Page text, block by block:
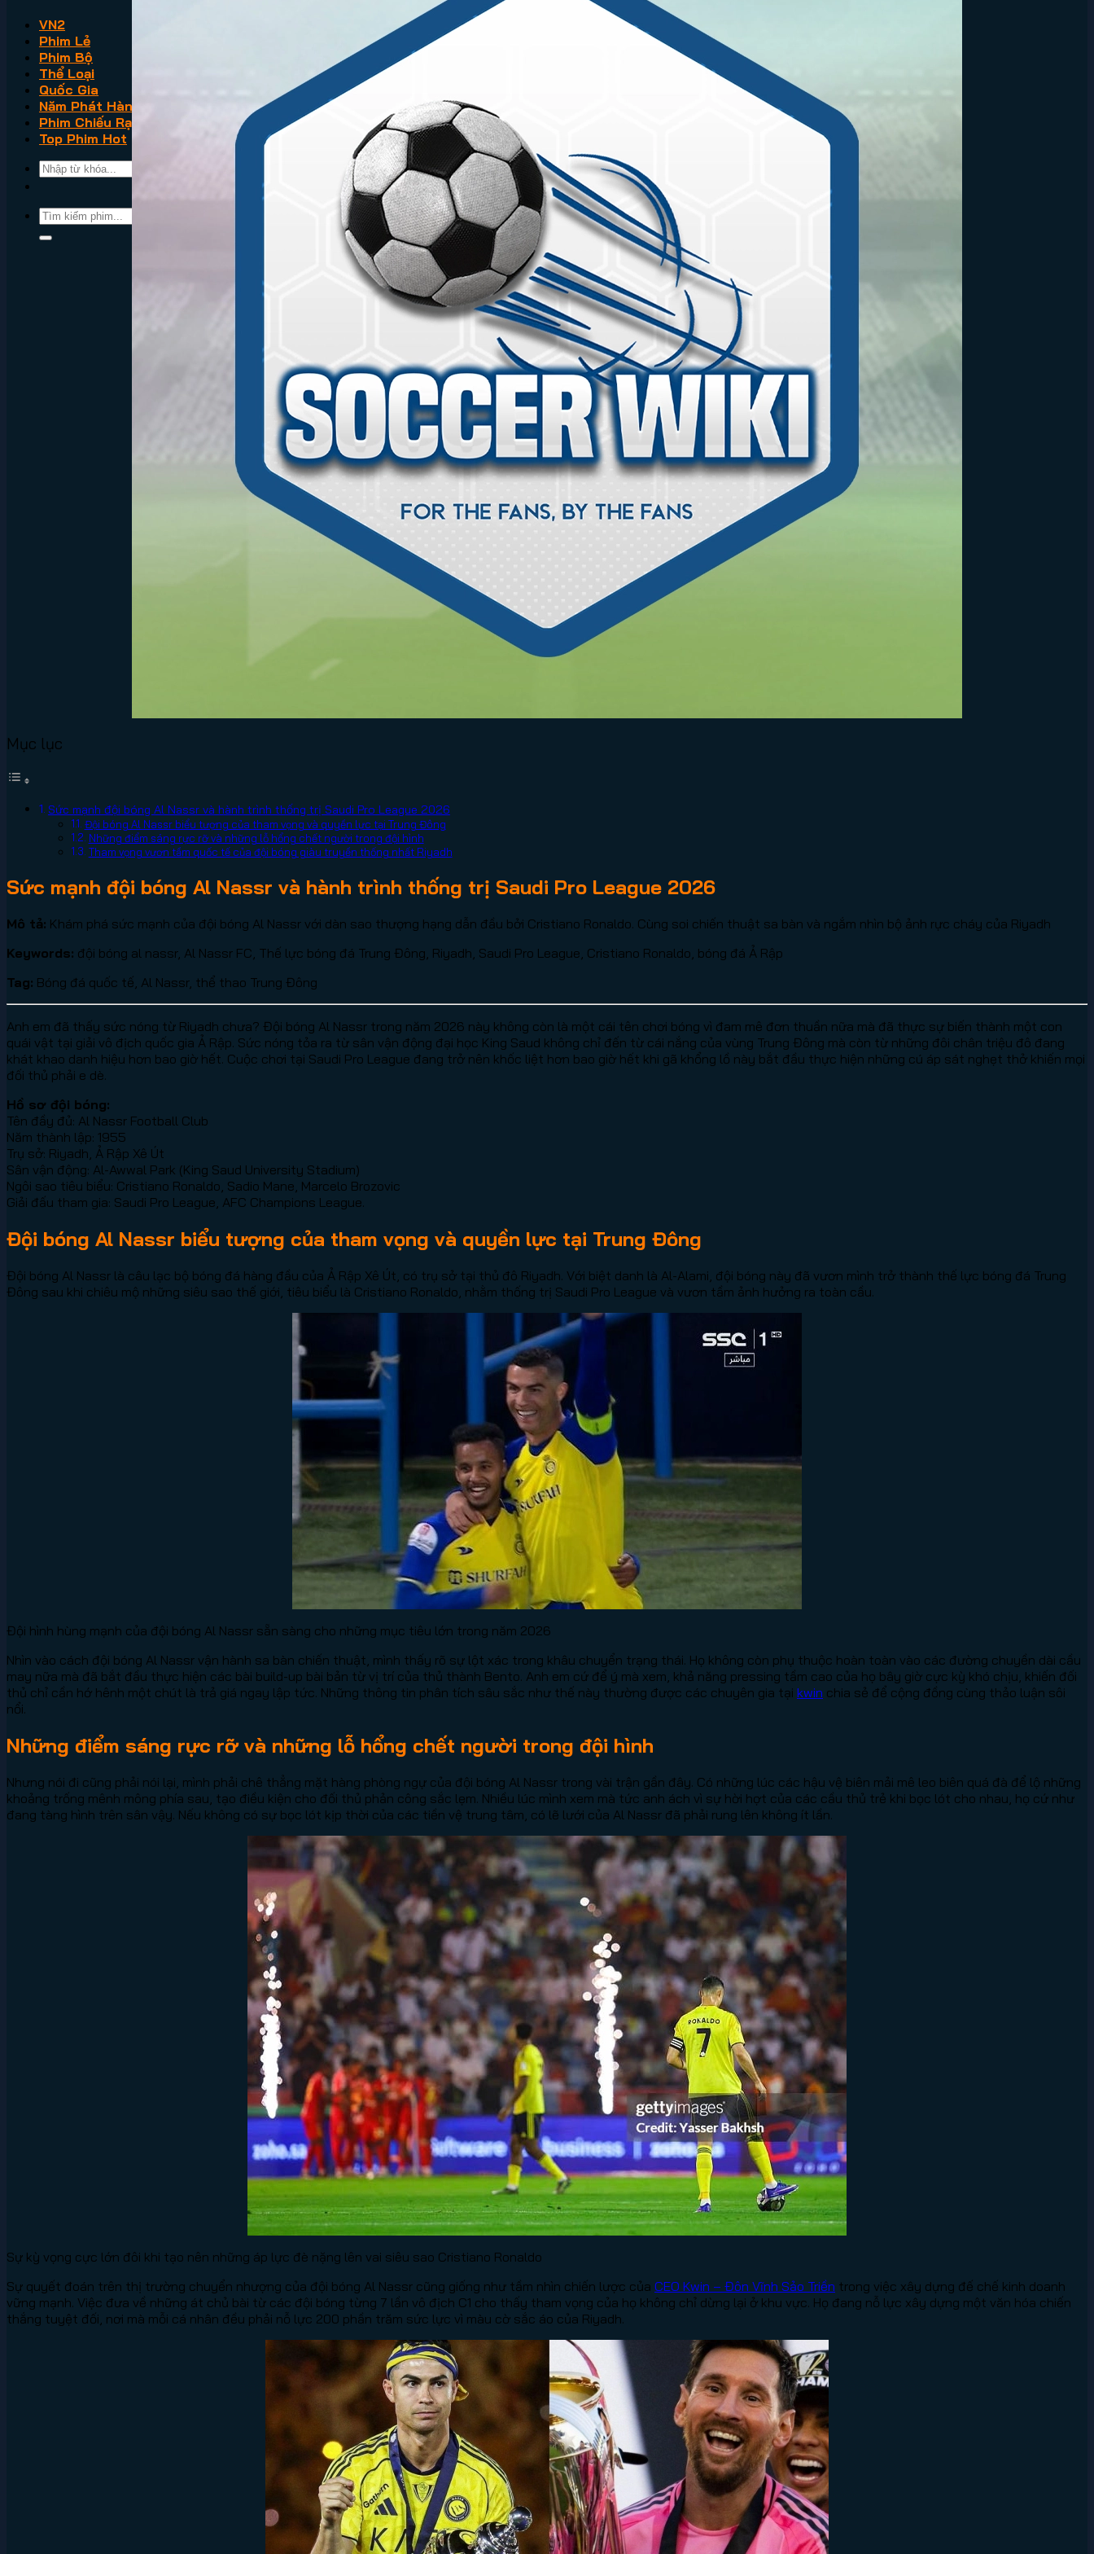
VN2
Phim Lẻ
Phim Bộ
Thể Loại
Quốc Gia
Năm Phát Hành
Phim Chiếu Rạp
Top Phim Hot
Mục lục
Sức mạnh đội bóng Al Nassr và hành trình thống trị Saudi Pro League 2026
Đội bóng Al Nassr biểu tượng của tham vọng và quyền lực tại Trung Đông
Những điểm sáng rực rỡ và những lỗ hổng chết người trong đội hình
Tham vọng vươn tầm quốc tế của đội bóng giàu truyền thống nhất Riyadh
Sức mạnh đội bóng Al Nassr và hành trình thống trị Saudi Pro League 2026
Mô tả: Khám phá sức mạnh của đội bóng Al Nassr với dàn sao thượng hạng dẫn đầu bởi Cristiano Ronaldo. Cùng soi chiến thuật sa bàn và ngắm nhìn bộ ảnh rực cháy của Riyadh
Keywords: đội bóng al nassr, Al Nassr FC, Thế lực bóng đá Trung Đông, Riyadh, Saudi Pro League, Cristiano Ronaldo, bóng đá Ả Rập
Tag: Bóng đá quốc tế, Al Nassr, thể thao Trung Đông
Anh em đã thấy sức nóng từ Riyadh chưa? Đội bóng Al Nassr trong năm 2026 này không còn là một cái tên chơi bóng vì đam mê đơn thuần nữa mà đã thực sự biến thành một con
quái vật tại giải vô địch quốc gia Ả Rập. Sức nóng tỏa ra từ sân vận động đại học King Saud không chỉ đến từ cái nắng của vùng Trung Đông mà còn từ những đôi chân triệu đô đang
khát khao danh hiệu hơn bao giờ hết. Cuộc chơi tại Saudi Pro League đang trở nên khốc liệt hơn bao giờ hết khi gã khổng lồ này bắt đầu thực hiện những cú áp sát nghẹt thở khiến mọi
đối thủ phải e dè.
Hồ sơ đội bóng:
Tên đầy đủ: Al Nassr Football Club
Năm thành lập: 1955
Trụ sở: Riyadh, Ả Rập Xê Út
Sân vận động: Al-Awwal Park (King Saud University Stadium)
Ngôi sao tiêu biểu: Cristiano Ronaldo, Sadio Mane, Marcelo Brozovic
Giải đấu tham gia: Saudi Pro League, AFC Champions League.
Đội bóng Al Nassr biểu tượng của tham vọng và quyền lực tại Trung Đông
Đội bóng Al Nassr là câu lạc bộ bóng đá hàng đầu của Ả Rập Xê Út, có trụ sở tại thủ đô Riyadh. Với biệt danh là Al-Alami, đội bóng này đã vươn mình trở thành thế lực bóng đá Trung
Đông sau khi chiêu mộ những siêu sao thế giới, tiêu biểu là Cristiano Ronaldo, nhằm thống trị Saudi Pro League và vươn tầm ảnh hưởng ra toàn cầu.
Đội hình hùng mạnh của đội bóng Al Nassr sẵn sàng cho những mục tiêu lớn trong năm 2026
Nhìn vào cách đội bóng Al Nassr vận hành sa bàn chiến thuật, mình thấy rõ sự lột xác trong khâu chuyển trạng thái. Họ không còn phụ thuộc hoàn toàn vào các đường chuyền dài cầu
may nữa mà đã bắt đầu thực hiện các bài build-up bài bản từ vị trí của thủ thành Bento. Anh em cứ để ý mà xem, khả năng pressing tầm cao của họ bây giờ cực kỳ khó chịu, khiến đối
thủ chỉ cần hớ hênh một chút là trả giá ngay lập tức. Những thông tin phân tích sâu sắc như thế này thường được các chuyên gia tại kwin chia sẻ để cộng đồng cùng thảo luận sôi
nổi.
Những điểm sáng rực rỡ và những lỗ hổng chết người trong đội hình
Nhưng nói đi cũng phải nói lại, mình phải chê thẳng mặt hàng phòng ngự của đội bóng Al Nassr trong vài trận gần đây. Có những lúc các hậu vệ biên mải mê leo biên quá đà để lộ những
khoảng trống mênh mông phía sau, tạo điều kiện cho đối thủ phản công sắc lẹm. Nhiều lúc mình xem mà tức anh ách vì sự hời hợt của các cầu thủ trẻ khi bọc lót cho nhau, họ cứ như
đang tàng hình trên sân vậy. Nếu không có sự bọc lót kịp thời của các tiền vệ trung tâm, có lẽ lưới của Al Nassr đã phải rung lên không ít lần.
Sự kỳ vọng cực lớn đôi khi tạo nên những áp lực đè nặng lên vai siêu sao Cristiano Ronaldo
Sự quyết đoán trên thị trường chuyển nhượng của đội bóng Al Nassr cũng giống như tầm nhìn chiến lược của CEO Kwin – Đôn Vĩnh Sảo Triền trong việc xây dựng đế chế kinh doanh
vững mạnh. Việc đưa về những át chủ bài từ các đội bóng từng 7 lần vô địch C1 cho thấy tham vọng của họ không chỉ dừng lại ở khu vực. Họ đang nỗ lực xây dựng một văn hóa chiến
thắng tuyệt đối, nơi mà mỗi cá nhân đều phải nỗ lực 200 phần trăm sức lực vì màu cờ sắc áo của Riyadh.